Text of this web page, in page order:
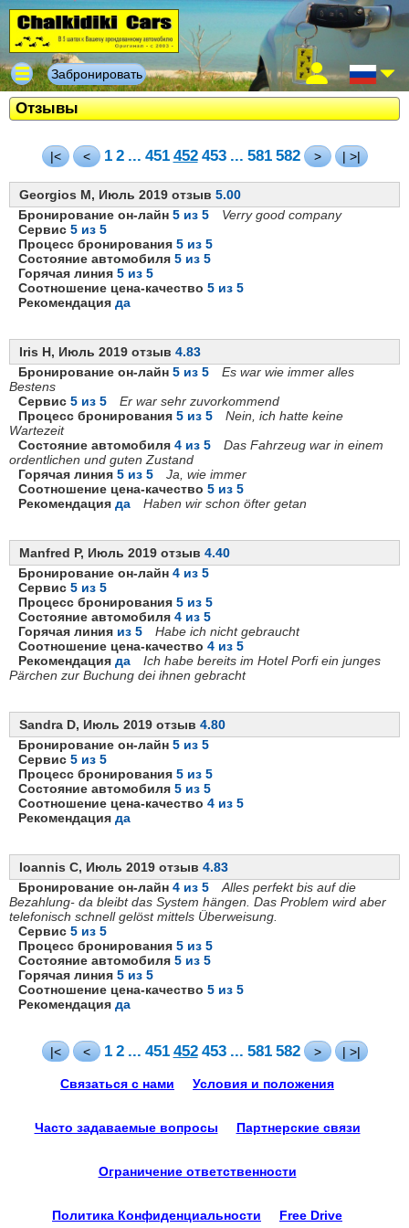
Забронировать
Отзывы
|< < 1 2 ... 451 452 453 ... 581 582 > | >|
Georgios M, Июль 2019 отзыв 5.00
Бронирование он-лайн 5 из 5
Verry good company
Сервис 5 из 5
Процесс бронирования 5 из 5
Состояние автомобиля 5 из 5
Горячая линия 5 из 5
Соотношение цена-качество 5 из 5
Рекомендация да
Iris H, Июль 2019 отзыв 4.83
Бронирование он-лайн 5 из 5
Es war wie immer alles
Bestens
Сервис 5 из 5
Er war sehr zuvorkommend
Процесс бронирования 5 из 5
Nein, ich hatte keine
Wartezeit
Состояние автомобиля 4 из 5
Das Fahrzeug war in einem
ordentlichen und guten Zustand
Горячая линия 5 из 5
Ja, wie immer
Соотношение цена-качество 5 из 5
Рекомендация да Haben wir schon öfter getan
Manfred P, Июль 2019 отзыв 4.40
Бронирование он-лайн 4 из 5
Сервис 5 из 5
Процесс бронирования 5 из 5
Состояние автомобиля 4 из 5
Горячая линия из 5
Habe ich nicht gebraucht
Соотношение цена-качество 4 из 5
Рекомендация да
Ich habe bereits im Hotel Porfi ein junges
Pärchen zur Buchung dei ihnen gebracht
Sandra D, Июль 2019 отзыв 4.80
Бронирование он-лайн 5 из 5
Сервис 5 из 5
Процесс бронирования 5 из 5
Состояние автомобиля 5 из 5
Соотношение цена-качество 4 из 5
Рекомендация да
Ioannis C, Июль 2019 отзыв 4.83
Бронирование он-лайн 4 из 5
Alles perfekt bis auf die
Bezahlung- da bleibt das System hängen. Das Problem wird aber
telefonisch schnell gelöst mittels Überweisung.
Сервис 5 из 5
Процесс бронирования 5 из 5
Состояние автомобиля 5 из 5
Горячая линия 5 из 5
Соотношение цена-качество 5 из 5
Рекомендация да
|< < 1 2 ... 451 452 453 ... 581 582 > | >|
Связаться с нами Условия и положения
Часто задаваемые вопросы Партнерские связи
Ограничение ответственности
Политика Конфиденциальности Free Drive